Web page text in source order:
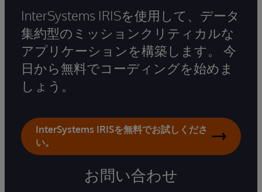
InterSystems IRISを使用して、データ
集約型のミッションクリティカルな
アプリケーションを構築します。 今
日から無料でコーディングを始めま
しょう。
InterSystems IRISを無料でお試しくださ
い。
お問い合わせ